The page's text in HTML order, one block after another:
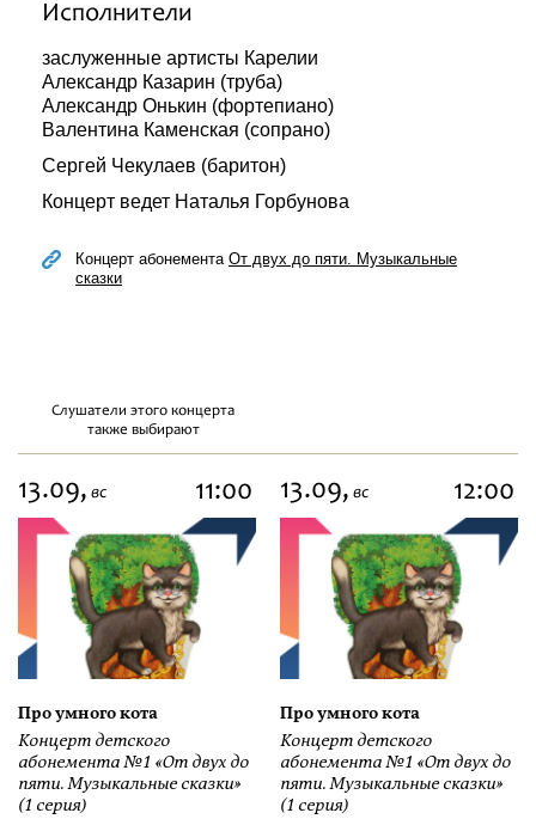
Исполнители
заслуженные артисты Карелии
Александр Казарин (труба)
Александр Онькин (фортепиано)
Валентина Каменская (сопрано)
Сергей Чекулаев (баритон)
Концерт ведет Наталья Горбунова
Концерт абонемента От двух до пяти. Музыкальные
сказки
Слушатели этого концерта
также выбирают
13.09, вс 11:00
Про умного кота
Концерт детского
абонемента №1 «От двух до
пяти. Музыкальные сказки»
(1 серия)
13.09, вс 12:00
Про умного кота
Концерт детского
абонемента №1 «От двух до
пяти. Музыкальные сказки»
(1 серия)